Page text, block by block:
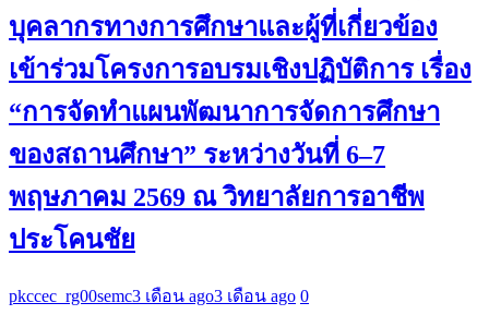
บุคลากรทางการศึกษาและผู้ที่เกี่ยวข้อง
เข้าร่วมโครงการอบรมเชิงปฏิบัติการ เรื่อง
“การจัดทำแผนพัฒนาการจัดการศึกษา
ของสถานศึกษา” ระหว่างวันที่ 6–7
พฤษภาคม 2569 ณ วิทยาลัยการอาชีพ
ประโคนชัย
pkccec_rg00semc3 เดือน ago3 เดือน ago 0